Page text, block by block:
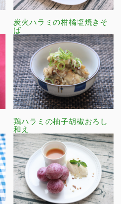
炭火ハラミの柑橘塩焼きそ
ば
鶏ハラミの柚子胡椒おろし
和え